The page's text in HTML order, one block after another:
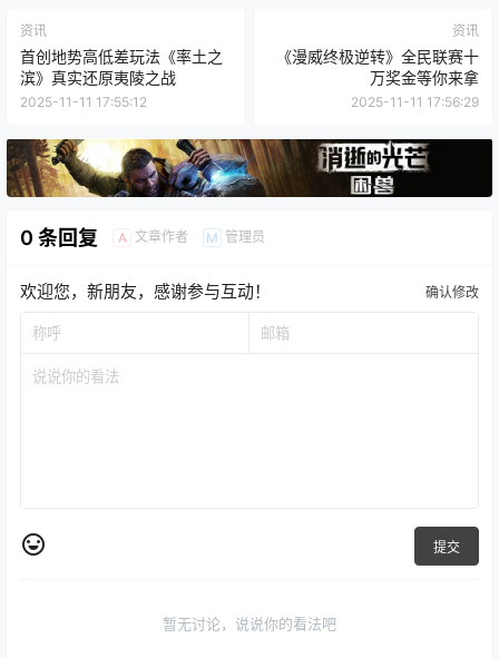
资讯
首创地势高低差玩法《率土之
滨》真实还原夷陵之战
2025-11-11 17:55:12
资讯
《漫威终极逆转》全民联赛十
万奖金等你来拿
2025-11-11 17:56:29
0 条回复 A 文章作者 M 管理员
欢迎您，新朋友，感谢参与互动！ 确认修改
提交
暂无讨论，说说你的看法吧